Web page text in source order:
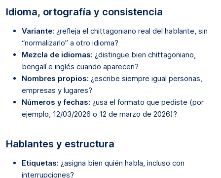
Idioma, ortografía y consistencia
Variante: ¿refleja el chittagoniano real del hablante, sin
“normalizarlo” a otro idioma?
Mezcla de idiomas: ¿distingue bien chittagoniano,
bengalí e inglés cuando aparecen?
Nombres propios: ¿escribe siempre igual personas,
empresas y lugares?
Números y fechas: ¿usa el formato que pediste (por
ejemplo, 12/03/2026 o 12 de marzo de 2026)?
Hablantes y estructura
Etiquetas: ¿asigna bien quién habla, incluso con
interrupciones?